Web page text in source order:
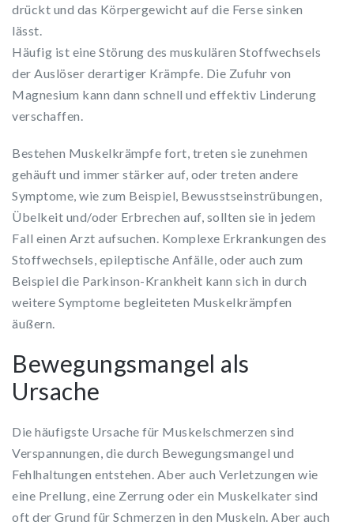
drückt und das Körpergewicht auf die Ferse sinken
lässt.
Häufig ist eine Störung des muskulären Stoffwechsels
der Auslöser derartiger Krämpfe. Die Zufuhr von
Magnesium kann dann schnell und effektiv Linderung
verschaffen.
Bestehen Muskelkrämpfe fort, treten sie zunehmen
gehäuft und immer stärker auf, oder treten andere
Symptome, wie zum Beispiel, Bewusstseinstrübungen,
Übelkeit und/oder Erbrechen auf, sollten sie in jedem
Fall einen Arzt aufsuchen. Komplexe Erkrankungen des
Stoffwechsels, epileptische Anfälle, oder auch zum
Beispiel die Parkinson-Krankheit kann sich in durch
weitere Symptome begleiteten Muskelkrämpfen
äußern.
Bewegungsmangel als
Ursache
Die häufigste Ursache für Muskelschmerzen sind
Verspannungen, die durch Bewegungsmangel und
Fehlhaltungen entstehen. Aber auch Verletzungen wie
eine Prellung, eine Zerrung oder ein Muskelkater sind
oft der Grund für Schmerzen in den Muskeln. Aber auch